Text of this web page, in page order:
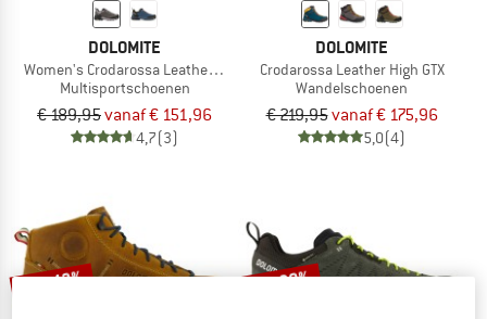
DOLOMITE
Women's Crodarossa Leather GTX
Multisportschoenen
€ 189,95vanaf € 151,96
4,7(3)
DOLOMITE
Crodarossa Leather High GTX
Wandelschoenen
€ 219,95vanaf € 175,96
5,0(4)
tot -43% tot -20%